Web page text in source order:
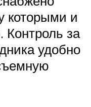
которыми и
за
удобно